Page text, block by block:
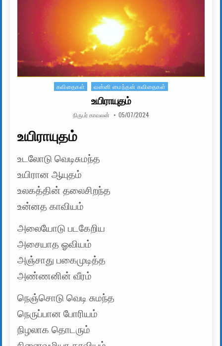
Posted in
கவிதைகள் வன்னி மைந்தன் கவிதைகள்
உயிராயுதம்
AUTHOR:
நிருபர் காவலன் PUBLISHED DATE:
05/07/2024
உயிராயுதம்
உடலோடு வெடிசுமந்த
உயிரான ஆயுதம்
உலகத்தின் தலைசிறந்த
உன்னத காவியம்
அலையோடு படகேறிய
அசையாத ஓவியம்
அஞ்சாது பகைமுடித்த
அண்ணனின் வீரம்
நெஞ்சொடு வெடி சுமந்த
நெருப்பான போரியம்
நிழலாக தொடரும்